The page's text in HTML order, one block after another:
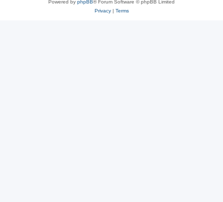
Powered by phpBB® Forum Software © phpBB Limited
Privacy| Terms